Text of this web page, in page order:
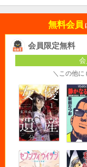
無料会員
会員限定無料
＼この他に